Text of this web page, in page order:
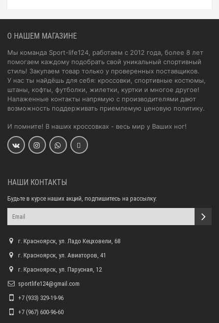
О НАШЕМ МАГАЗИНЕ
Мы команда Sport-life124, работаем с 2012 года, более 8 лет
помогаем каждому подобрать свой уникальный спортивный
стиль! Закупаем товар только у проверенных поставщиков.
У нас ты найдёшь для себя: кроссовки, спортивные костюмы,
штаны, кофты, футболки, жилетки, куртки и многое другое!
Налаженные контакты напрямую с производителями дают
возможность поддерживать приемлемую ценовую политику.
И помните! В наших кроссовках - весь мир у Ваших ног!
НАШИ КОНТАКТЫ
Будьте в курсе наших акций, подпишитесь на рассылку:
г. Красноярск, ул. Ладо Кецховели, 68
г. Красноярск, ул. Авиаторов, 41
г. Красноярск, ул. Парусная, 12
sportlife124@gmail.com
+7 (933) 329-19-96
+7 (967) 600-96-60